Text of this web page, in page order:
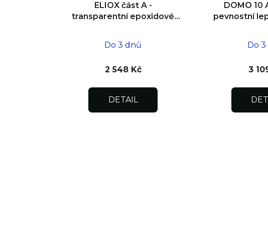
ELIOX část A -
transparentní epoxidové
Do 3 dnů
2 548 Kč
DETAIL
DOMO 10
pevnostní
Do
3